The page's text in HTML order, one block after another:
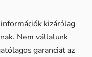
kizárólag
Nem vállalunk
garanciát az